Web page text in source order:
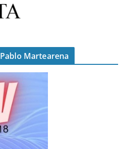
Martearena